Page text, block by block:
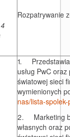
Rozpatrywanie
1.
usług PwC
światowej sieci
wymienionych
nas/lista-
2. Marketing
własnych oraz